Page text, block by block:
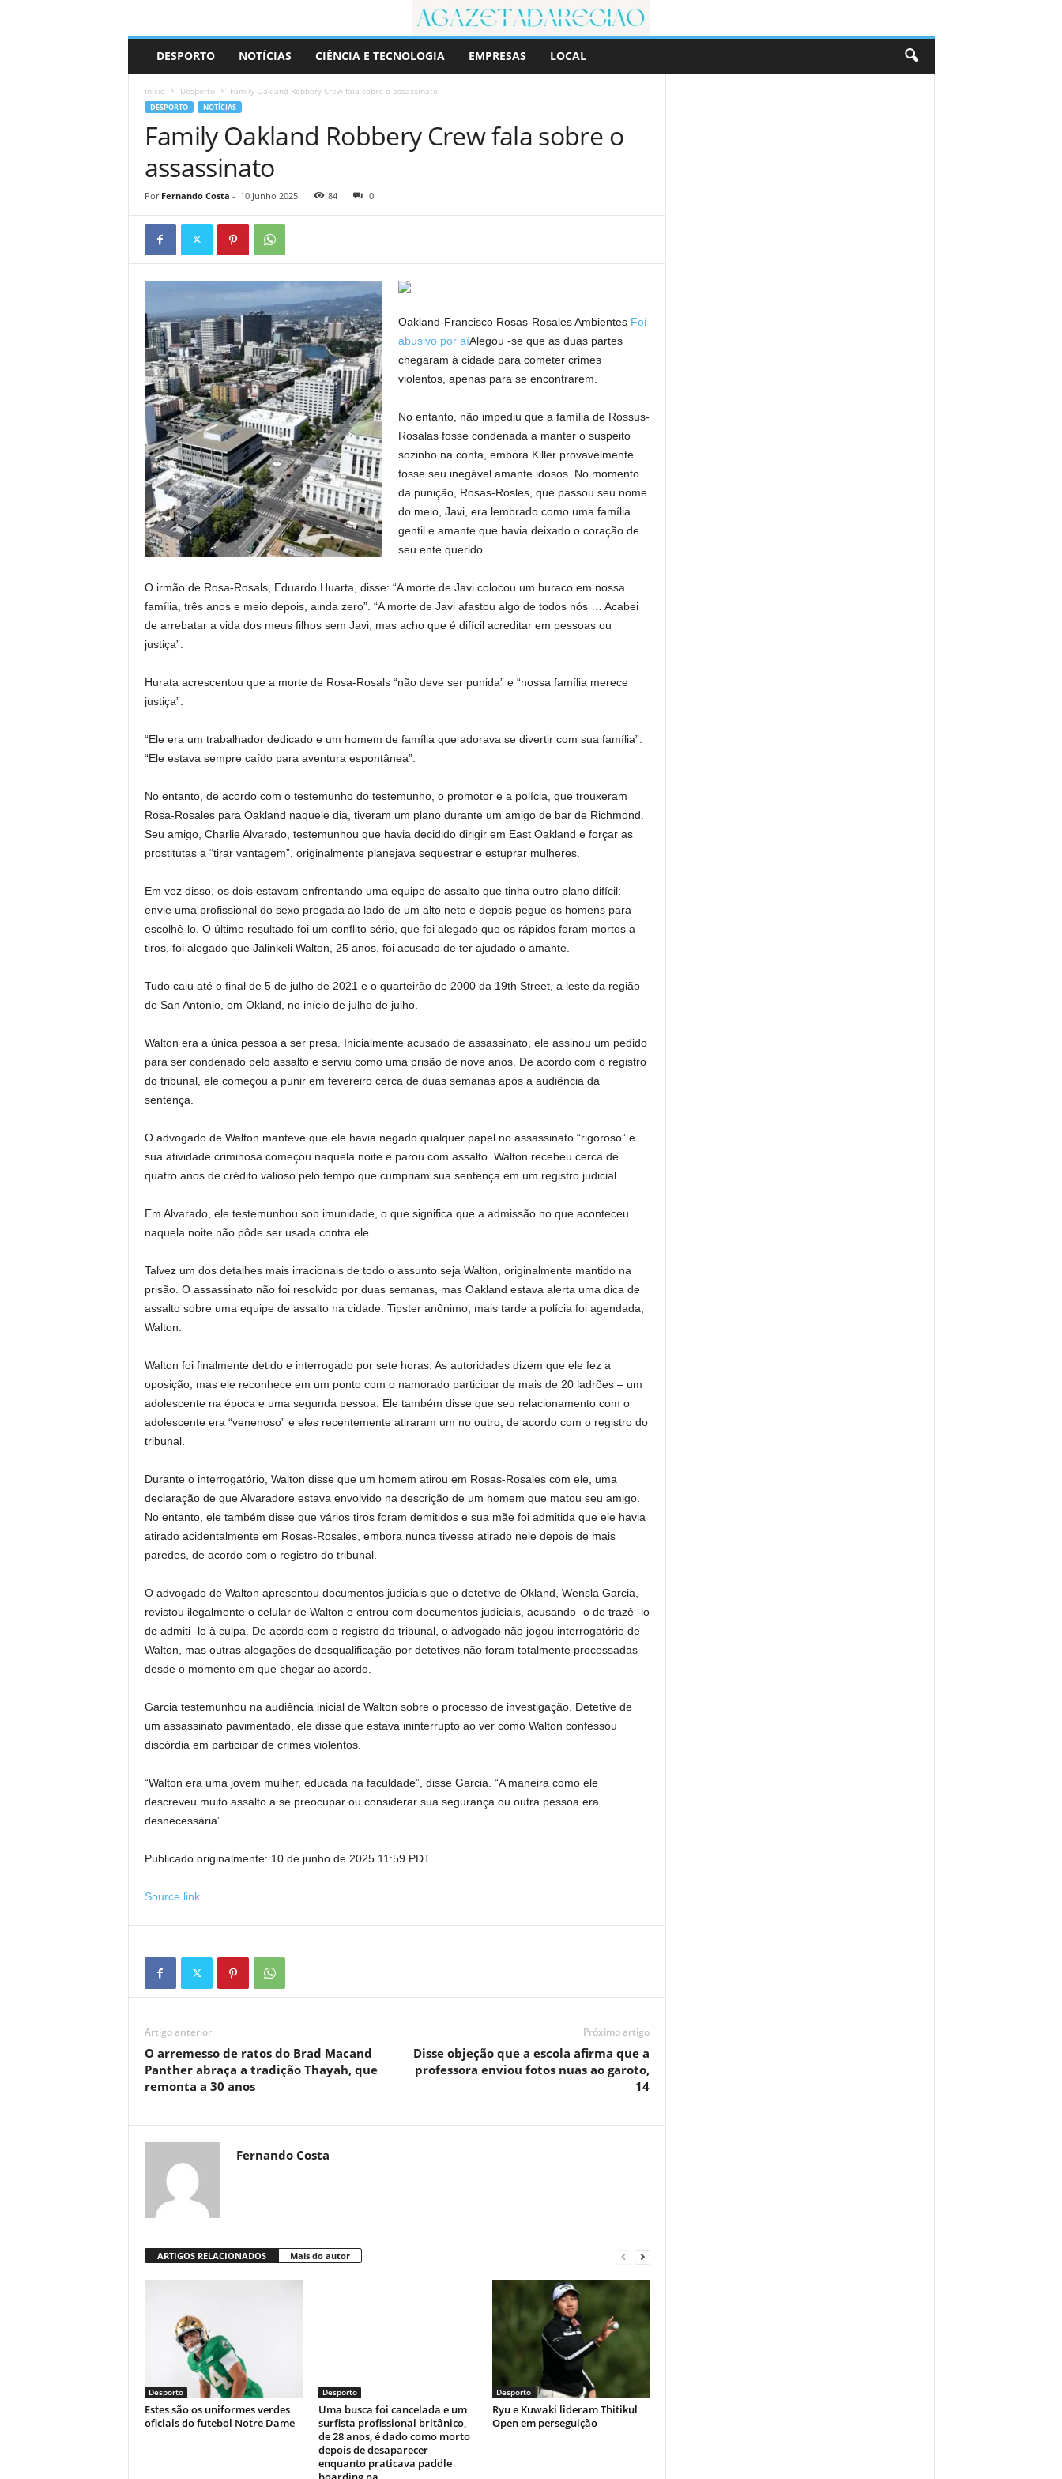
r
DESPORTO NOTÍCIAS CIÊNCIA E TECNOLOGIA EMPRESAS LOCAL
Início Desporto Family Oakland Robbery Crew fala sobre o assassinato
DESPORTO NOTÍCIAS
Family Oakland Robbery Crew fala sobre o
assassinato
Por Fernando Costa - 10 Junho 2025 84 0
Oakland-Francisco Rosas-Rosales Ambientes Foi
abusivo por aíAlegou -se que as duas partes
chegaram à cidade para cometer crimes
violentos, apenas para se encontrarem.
No entanto, não impediu que a família de Rossus-
Rosalas fosse condenada a manter o suspeito
sozinho na conta, embora Killer provavelmente
fosse seu inegável amante idosos. No momento
da punição, Rosas-Rosles, que passou seu nome
do meio, Javi, era lembrado como uma família
gentil e amante que havia deixado o coração de
seu ente querido.
O irmão de Rosa-Rosals, Eduardo Huarta, disse: “A morte de Javi colocou um buraco em nossa
família, três anos e meio depois, ainda zero”. “A morte de Javi afastou algo de todos nós … Acabei
de arrebatar a vida dos meus filhos sem Javi, mas acho que é difícil acreditar em pessoas ou
justiça”.
Hurata acrescentou que a morte de Rosa-Rosals “não deve ser punida” e “nossa família merece
justiça”.
“Ele era um trabalhador dedicado e um homem de família que adorava se divertir com sua família”.
“Ele estava sempre caído para aventura espontânea”.
No entanto, de acordo com o testemunho do testemunho, o promotor e a polícia, que trouxeram
Rosa-Rosales para Oakland naquele dia, tiveram um plano durante um amigo de bar de Richmond.
Seu amigo, Charlie Alvarado, testemunhou que havia decidido dirigir em East Oakland e forçar as
prostitutas a “tirar vantagem”, originalmente planejava sequestrar e estuprar mulheres.
Em vez disso, os dois estavam enfrentando uma equipe de assalto que tinha outro plano difícil:
envie uma profissional do sexo pregada ao lado de um alto neto e depois pegue os homens para
escolhê-lo. O último resultado foi um conflito sério, que foi alegado que os rápidos foram mortos a
tiros, foi alegado que Jalinkeli Walton, 25 anos, foi acusado de ter ajudado o amante.
Tudo caiu até o final de 5 de julho de 2021 e o quarteirão de 2000 da 19th Street, a leste da região
de San Antonio, em Okland, no início de julho de julho.
Walton era a única pessoa a ser presa. Inicialmente acusado de assassinato, ele assinou um pedido
para ser condenado pelo assalto e serviu como uma prisão de nove anos. De acordo com o registro
do tribunal, ele começou a punir em fevereiro cerca de duas semanas após a audiência da
sentença.
O advogado de Walton manteve que ele havia negado qualquer papel no assassinato “rigoroso” e
sua atividade criminosa começou naquela noite e parou com assalto. Walton recebeu cerca de
quatro anos de crédito valioso pelo tempo que cumpriam sua sentença em um registro judicial.
Em Alvarado, ele testemunhou sob imunidade, o que significa que a admissão no que aconteceu
naquela noite não pôde ser usada contra ele.
Talvez um dos detalhes mais irracionais de todo o assunto seja Walton, originalmente mantido na
prisão. O assassinato não foi resolvido por duas semanas, mas Oakland estava alerta uma dica de
assalto sobre uma equipe de assalto na cidade. Tipster anônimo, mais tarde a polícia foi agendada,
Walton.
Walton foi finalmente detido e interrogado por sete horas. As autoridades dizem que ele fez a
oposição, mas ele reconhece em um ponto com o namorado participar de mais de 20 ladrões – um
adolescente na época e uma segunda pessoa. Ele também disse que seu relacionamento com o
adolescente era “venenoso” e eles recentemente atiraram um no outro, de acordo com o registro do
tribunal.
Durante o interrogatório, Walton disse que um homem atirou em Rosas-Rosales com ele, uma
declaração de que Alvaradore estava envolvido na descrição de um homem que matou seu amigo.
No entanto, ele também disse que vários tiros foram demitidos e sua mãe foi admitida que ele havia
atirado acidentalmente em Rosas-Rosales, embora nunca tivesse atirado nele depois de mais
paredes, de acordo com o registro do tribunal.
O advogado de Walton apresentou documentos judiciais que o detetive de Okland, Wensla Garcia,
revistou ilegalmente o celular de Walton e entrou com documentos judiciais, acusando -o de trazê -lo
de admiti -lo à culpa. De acordo com o registro do tribunal, o advogado não jogou interrogatório de
Walton, mas outras alegações de desqualificação por detetives não foram totalmente processadas
desde o momento em que chegar ao acordo.
Garcia testemunhou na audiência inicial de Walton sobre o processo de investigação. Detetive de
um assassinato pavimentado, ele disse que estava ininterrupto ao ver como Walton confessou
discórdia em participar de crimes violentos.
“Walton era uma jovem mulher, educada na faculdade”, disse Garcia. “A maneira como ele
descreveu muito assalto a se preocupar ou considerar sua segurança ou outra pessoa era
desnecessária”.
Publicado originalmente: 10 de junho de 2025 11:59 PDT
Source link
Artigo anterior
O arremesso de ratos do Brad Macand
Panther abraça a tradição Thayah, que
remonta a 30 anos
Próximo artigo
Disse objeção que a escola afirma que a
professora enviou fotos nuas ao garoto,
14
Fernando Costa
ARTIGOS RELACIONADOS Mais do autor
Desporto
Estes são os uniformes verdes
oficiais do futebol Notre Dame
Desporto
Uma busca foi cancelada e um
surfista profissional britânico,
de 28 anos, é dado como morto
depois de desaparecer
enquanto praticava paddle
Desporto
Ryu e Kuwaki lideram Thitikul
Open em perseguição